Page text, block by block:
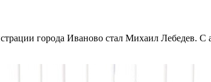
города Иваново стал Михаил Лебедев. С